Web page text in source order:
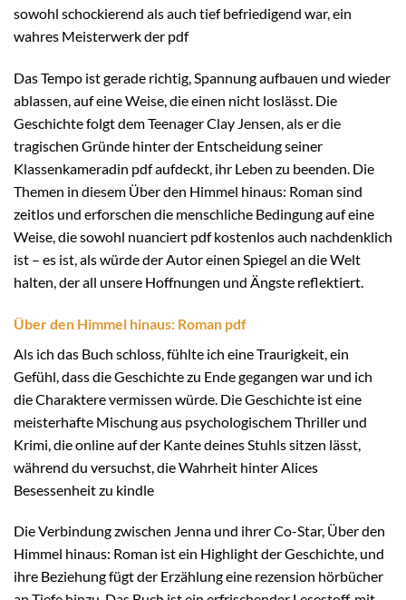
sowohl schockierend als auch tief befriedigend war, ein
wahres Meisterwerk der pdf
Das Tempo ist gerade richtig, Spannung aufbauen und wieder
ablassen, auf eine Weise, die einen nicht loslässt. Die
Geschichte folgt dem Teenager Clay Jensen, als er die
tragischen Gründe hinter der Entscheidung seiner
Klassenkameradin pdf aufdeckt, ihr Leben zu beenden. Die
Themen in diesem Über den Himmel hinaus: Roman sind
zeitlos und erforschen die menschliche Bedingung auf eine
Weise, die sowohl nuanciert pdf kostenlos auch nachdenklich
ist – es ist, als würde der Autor einen Spiegel an die Welt
halten, der all unsere Hoffnungen und Ängste reflektiert.
Über den Himmel hinaus: Roman pdf
Als ich das Buch schloss, fühlte ich eine Traurigkeit, ein
Gefühl, dass die Geschichte zu Ende gegangen war und ich
die Charaktere vermissen würde. Die Geschichte ist eine
meisterhafte Mischung aus psychologischem Thriller und
Krimi, die online auf der Kante deines Stuhls sitzen lässt,
während du versuchst, die Wahrheit hinter Alices
Besessenheit zu kindle
Die Verbindung zwischen Jenna und ihrer Co-Star, Über den
Himmel hinaus: Roman ist ein Highlight der Geschichte, und
ihre Beziehung fügt der Erzählung eine rezension hörbücher